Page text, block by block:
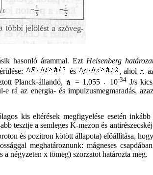
hasonló árammal. Ezt Heisenberg
és , ahol
Planck-állandó, = 1,055 10-34J/s
e rá az energia- és impulzusmegmaradás,
kis eltérések megfigyelése esetén
tesztje a semleges K-mezon és
és pozitron kötött állapota) előállítása,
meghatároznunk: mágneses
négyzeten x tömeg) szorzatot határozta meg.